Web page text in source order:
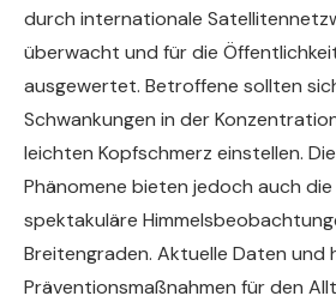
durch internationale
überwacht und für die
ausgewertet. Betroffene sollten
Schwankungen in der
leichten Kopfschmerz einstellen.
Phänomene bieten jedoch auch
spektakuläre
Breitengraden. Aktuelle Daten und
Präventionsmaßnahmen für den